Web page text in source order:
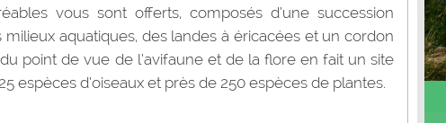
vous sont offerts, composés d’une succession
aquatiques, des landes à éricacées et un cordon
point de vue de l’avifaune et de la flore en fait un site
espèces d’oiseaux et près de 250 espèces de plantes.